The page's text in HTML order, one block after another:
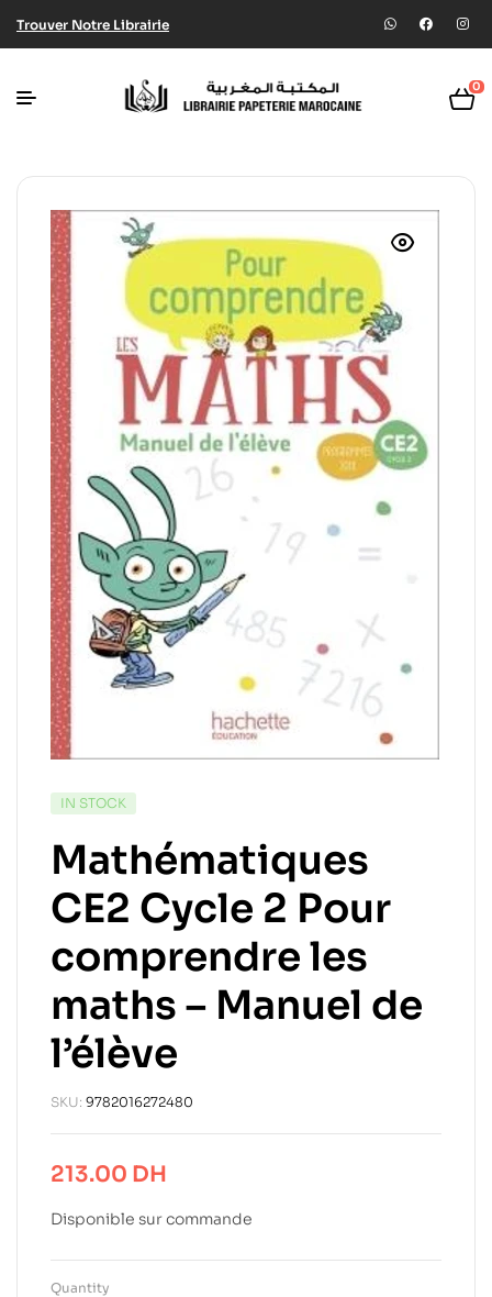
Trouver Notre Librairie
0
IN STOCK
Mathématiques
CE2 Cycle 2 Pour
comprendre les
maths – Manuel de
l’élève
SKU: 9782016272480
213.00 DH
Disponible sur commande
Quantity